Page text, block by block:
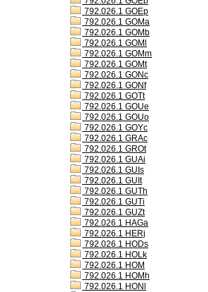
792.026.1 GOEp
792.026.1 GOMa
792.026.1 GOMb
792.026.1 GOMl
792.026.1 GOMm
792.026.1 GOMt
792.026.1 GONc
792.026.1 GONf
792.026.1 GOTt
792.026.1 GOUe
792.026.1 GOUo
792.026.1 GOYc
792.026.1 GRAc
792.026.1 GROt
792.026.1 GUAi
792.026.1 GUIs
792.026.1 GUIt
792.026.1 GUTh
792.026.1 GUTi
792.026.1 GUZt
792.026.1 HAGa
792.026.1 HERj
792.026.1 HODs
792.026.1 HOLk
792.026.1 HOM
792.026.1 HOMh
792.026.1 HONl